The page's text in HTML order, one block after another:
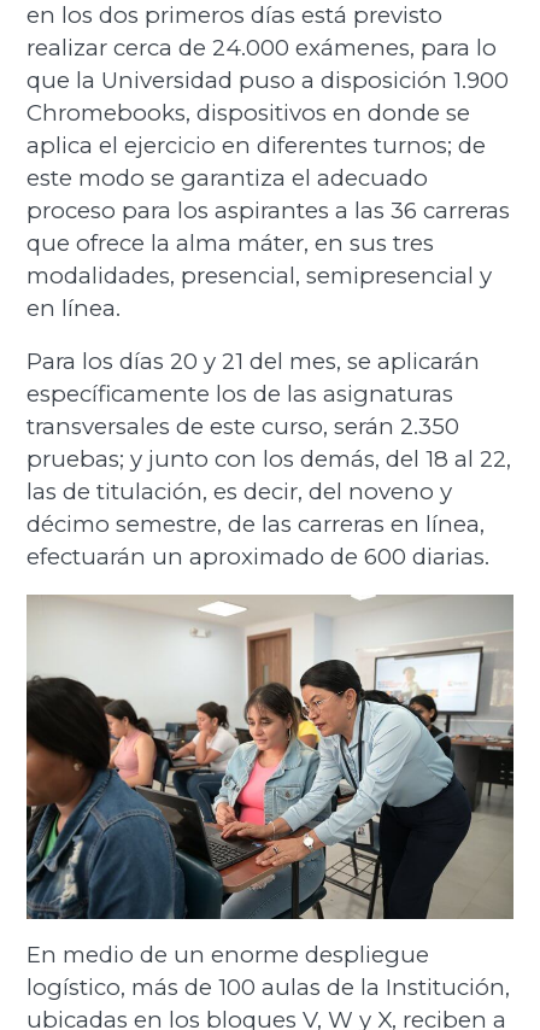
en los dos primeros días está previsto
realizar cerca de 24.000 exámenes, para lo
que la Universidad puso a disposición 1.900
Chromebooks, dispositivos en donde se
aplica el ejercicio en diferentes turnos; de
este modo se garantiza el adecuado
proceso para los aspirantes a las 36 carreras
que ofrece la alma máter, en sus tres
modalidades, presencial, semipresencial y
en línea.
Para los días 20 y 21 del mes, se aplicarán
específicamente los de las asignaturas
transversales de este curso, serán 2.350
pruebas; y junto con los demás, del 18 al 22,
las de titulación, es decir, del noveno y
décimo semestre, de las carreras en línea,
efectuarán un aproximado de 600 diarias.
En medio de un enorme despliegue
logístico, más de 100 aulas de la Institución,
ubicadas en los bloques V, W y X, reciben a